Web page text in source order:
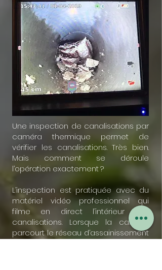
Une inspection de canalisations par
caméra thermique permet de
vérifier les canalisations. Très bien.
Mais comment se déroule
l’opération exactement ?
L’inspection est pratiquée avec du
matériel vidéo professionnel qui
filme en direct l’intérieur des
canalisations. Lorsque la caméra
parcourt le réseau d’assainissement